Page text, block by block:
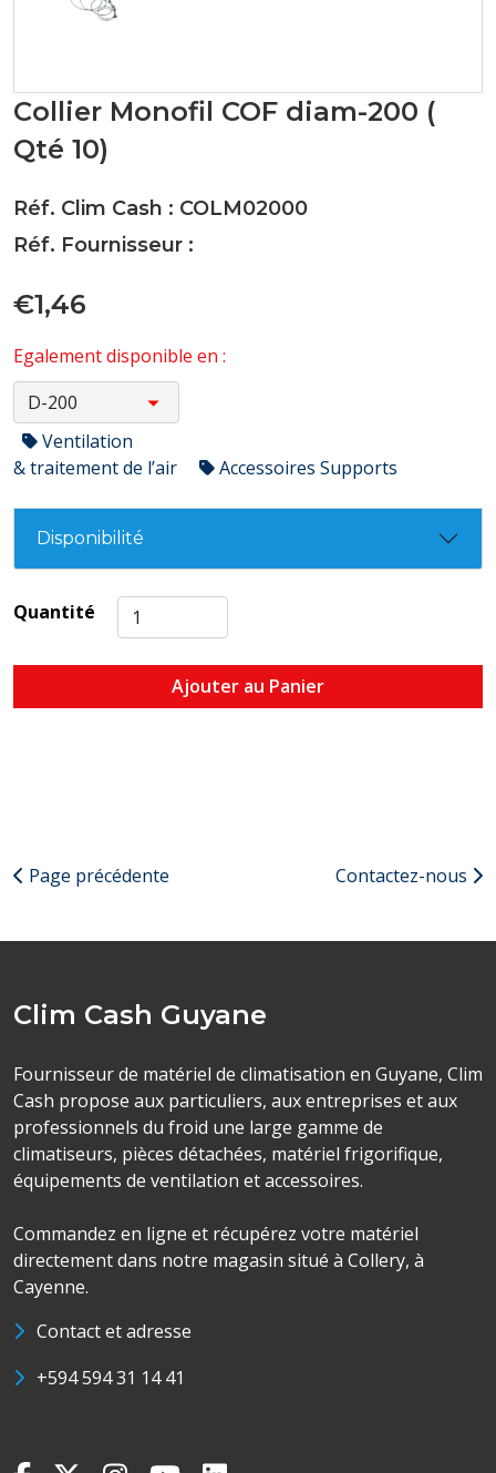
Collier Monofil COF diam-200 (
Qté 10)
Réf. Clim Cash : COLM02000
Réf. Fournisseur :
€1,46
Egalement disponible en :
Ventilation
& traitement de l’air
Accessoires Supports
Disponibilité
Quantité
Ajouter au Panier
Page précédente Contactez-nous
Clim Cash Guyane
Fournisseur de matériel de climatisation en Guyane, Clim
Cash propose aux particuliers, aux entreprises et aux
professionnels du froid une large gamme de
climatiseurs, pièces détachées, matériel frigorifique,
équipements de ventilation et accessoires.
Commandez en ligne et récupérez votre matériel
directement dans notre magasin situé à Collery, à
Cayenne.
Contact et adresse
+594 594 31 14 41